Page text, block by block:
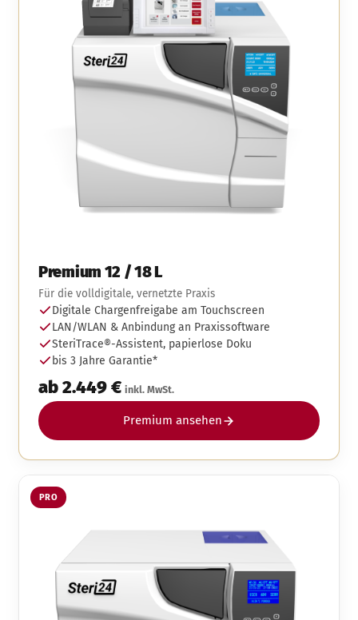
Premium 12 / 18 L
Für die volldigitale, vernetzte Praxis
Digitale Chargenfreigabe am Touchscreen
LAN/WLAN & Anbindung an Praxissoftware
SteriTrace®-Assistent, papierlose Doku
bis 3 Jahre Garantie*
ab 2.449 € inkl. MwSt.
Premium ansehen
PRO